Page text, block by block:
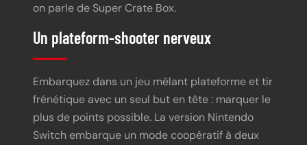
on parle de Super Crate Box.
Un plateform-shooter nerveux
Embarquez dans un jeu mêlant plateforme et tir
frénétique avec un seul but en tête : marquer le
plus de points possible. La version Nintendo
Switch embarque un mode coopératif à deux